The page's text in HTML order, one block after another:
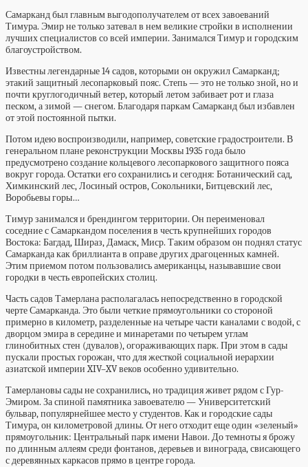
Самарканд был главным выгодополучателем от всех завоеваний
Тимура. Эмир не только затевал в нем великие стройки в исполнении
лучших специалистов со всей империи. Занимался Тимур и городским
благоустройством.
Известны легендарные 14 садов, которыми он окружил Самарканд;
этакий защитный лесопарковый пояс. Степь — это не только зной, но и
почти круглогодичный ветер, который летом забивает рот и глаза
песком, а зимой — снегом. Благодаря паркам Самарканд был избавлен
от этой постоянной пытки.
Потом идею воспроизводили, например, советские градостроители. В
генеральном плане реконструкции Москвы 1935 года было
предусмотрено создание кольцевого лесопаркового защитного пояса
вокруг города. Остатки его сохранились и сегодня: Ботанический сад,
Химкинский лес, Лосиный остров, Сокольники, Битцевский лес,
Воробьевы горы…
Тимур занимался и брендингом территории. Он переименовал
соседние с Самаркандом поселения в честь крупнейших городов
Востока: Багдад, Шираз, Дамаск, Миср. Таким образом он поднял статус
Самарканда как бриллианта в оправе других драгоценных камней.
Этим приемом потом пользовались американцы, называвшие свои
городки в честь европейских столиц.
Часть садов Тамерлана располагалась непосредственно в городской
черте Самарканда. Это были четкие прямоугольники со стороной
примерно в километр, разделенные на четыре части каналами с водой, с
дворцом эмира в середине и минаретами по четырем углам
глинобитных стен (дувалов), огораживающих парк. При этом в сады
пускали простых горожан, что для жесткой социальной иерархии
азиатской империи XIV–XV веков особенно удивительно.
Тамерлановы сады не сохранились, но традиция живет рядом с Гур-
Эмиром. За спиной памятника завоевателю — Университетский
бульвар, популярнейшее место у студентов. Как и городские сады
Тимура, он километровой длины. От него отходит еще один «зеленый»
прямоугольник: Центральный парк имени Навои. До темноты я брожу
по длинным аллеям среди фонтанов, деревьев и винограда, свисающего
с деревянных каркасов прямо в центре города.